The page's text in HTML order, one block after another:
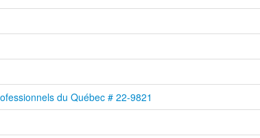
du Québec # 22-9821